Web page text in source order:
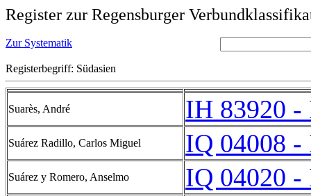
Register zur Regensburger
Zur Systematik
Registerbegriff: Südasien
Suarès, André IH 83920 -
Suárez Radillo, Carlos Miguel IQ 04008 -
Suárez y Romero, Anselmo IQ 04020 -